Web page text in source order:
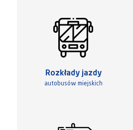
Rozkłady jazdy
autobusów miejskich